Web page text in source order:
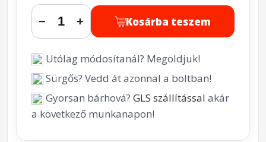
− + Kosárba teszem
Utólag módosítanál? Megoldjuk!
Sürgős? Vedd át azonnal a boltban!
Gyorsan bárhová? GLS szállítással akár
a következő munkanapon!